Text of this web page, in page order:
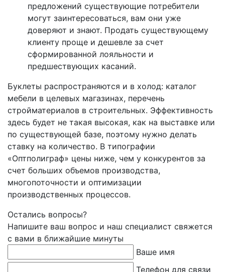
предложений существующие потребители
могут заинтересоваться, вам они уже
доверяют и знают. Продать существующему
клиенту проще и дешевле за счет
сформированной лояльности и
предшествующих касаний.
Буклеты распространяются и в холод: каталог
мебели в целевых магазинах, перечень
стройматериалов в строительных. Эффективность
здесь будет не такая высокая, как на выставке или
по существующей базе, поэтому нужно делать
ставку на количество. В типографии
«Оптполиграф» цены ниже, чем у конкурентов за
счет больших объемов производства,
многопоточности и оптимизации
производственных процессов.
Остались вопросы?
Напишите ваш вопрос и наш специалист свяжется
с вами в ближайшие минуты
Ваше имя
Телефон для связи